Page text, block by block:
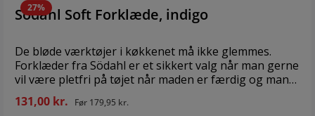
27%
Södahl Soft Forklæde, indigo
De bløde værktøjer i køkkenet må ikke glemmes.
Forklæder fra Södahl er et sikkert valg når man gerne
vil være pletfri på tøjet når maden er færdig og man
skal nyde den med familien. Design: Södahl Størrelse:
70 x 73 cm Materiale: 100 % bomuld
131,00 kr. Før 179,95 kr.